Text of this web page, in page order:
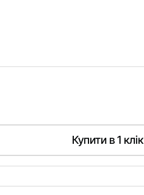
Купити в 1 клік